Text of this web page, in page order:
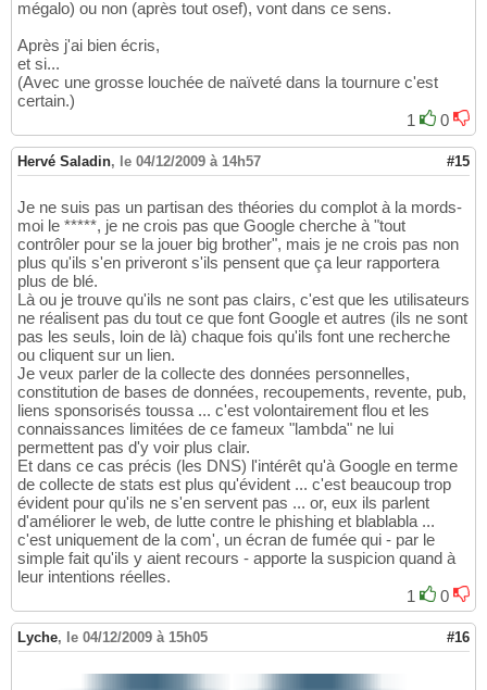
mégalo) ou non (après tout osef), vont dans ce sens.
Après j'ai bien écris,
et si...
(Avec une grosse louchée de naïveté dans la tournure c'est
certain.)
1
0
Hervé Saladin, le 04/12/2009 à 14h57 #15
Je ne suis pas un partisan des théories du complot à la mords-
moi le *****, je ne crois pas que Google cherche à "tout
contrôler pour se la jouer big brother", mais je ne crois pas non
plus qu'ils s'en priveront s'ils pensent que ça leur rapportera
plus de blé.
Là ou je trouve qu'ils ne sont pas clairs, c'est que les utilisateurs
ne réalisent pas du tout ce que font Google et autres (ils ne sont
pas les seuls, loin de là) chaque fois qu'ils font une recherche
ou cliquent sur un lien.
Je veux parler de la collecte des données personnelles,
constitution de bases de données, recoupements, revente, pub,
liens sponsorisés toussa ... c'est volontairement flou et les
connaissances limitées de ce fameux "lambda" ne lui
permettent pas d'y voir plus clair.
Et dans ce cas précis (les DNS) l'intérêt qu'à Google en terme
de collecte de stats est plus qu'évident ... c'est beaucoup trop
évident pour qu'ils ne s'en servent pas ... or, eux ils parlent
d'améliorer le web, de lutte contre le phishing et blablabla ...
c'est uniquement de la com', un écran de fumée qui - par le
simple fait qu'ils y aient recours - apporte la suspicion quand à
leur intentions réelles.
1
0
Lyche, le 04/12/2009 à 15h05 #16